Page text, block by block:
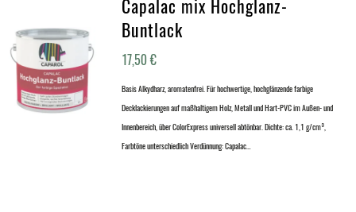
Capalac mix Hochglanz-
Buntlack
17,50€
Basis Alkydharz, aromatenfrei. Für hochwertige, hochglänzende farbige
Decklackierungen auf maßhaltigem Holz, Metall und Hart-PVC im Außen- und
Innenbereich, über ColorExpress universell abtönbar. Dichte: ca. 1,1 g/cm³,
Farbtöne unterschiedlich Verdünnung: Capalac…